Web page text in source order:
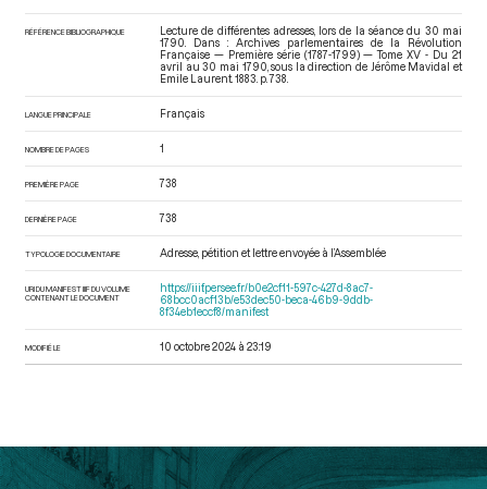
RÉFÉRENCE BIBLIOGRAPHIQUE
Lecture de différentes adresses, lors de la séance du 30 mai
1790. Dans : Archives parlementaires de la Révolution
Française — Première série (1787-1799) — Tome XV - Du 21
avril au 30 mai 1790 , sous la direction de Jérôme Mavidal et
Emile Laurent. 1883. p. 738.
LANGUE PRINCIPALE Français
NOMBRE DE PAGES 1
PREMIÈRE PAGE 738
DERNIÈRE PAGE 738
TYPOLOGIE DOCUMENTAIRE Adresse, pétition et lettre envoyée à l’Assemblée
URI DU MANIFEST IIIF DU VOLUME
CONTENANT LE DOCUMENT
https://iiif.persee.fr/b0e2cf11-597c-427d-8ac7-
68bcc0acf13b/e53dec50-beca-46b9-9ddb-
8f34eb1eccf8/manifest
MODIFIÉ LE 10 octobre 2024 à 23:19